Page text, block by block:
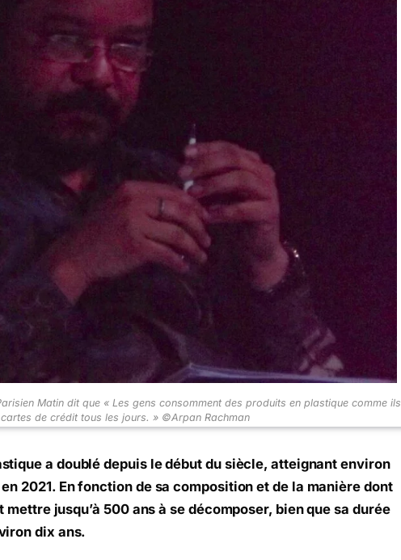
Matin dit que « Les gens consomment des produits en plastique comme ils
de crédit tous les jours. » ©Arpan Rachman
a doublé depuis le début du siècle, atteignant environ
2021. En fonction de sa composition et de la manière dont
jusqu’à 500 ans à se décomposer, bien que sa durée
dix ans.